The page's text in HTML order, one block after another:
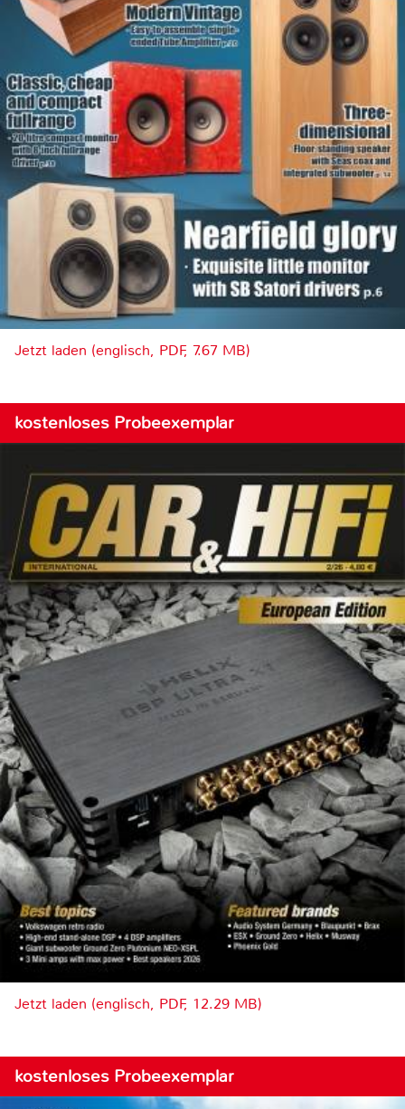
Jetzt laden (englisch, PDF, 7.67 MB)
kostenloses Probeexemplar
Jetzt laden (englisch, PDF, 12.29 MB)
kostenloses Probeexemplar